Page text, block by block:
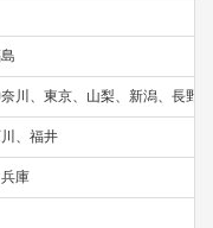
川、東京、山梨、新潟、長野
、福井
庫